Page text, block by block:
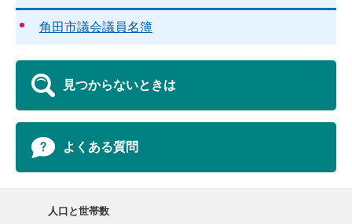
角田市議会議員名簿
見つからないときは
よくある質問
人口と世帯数